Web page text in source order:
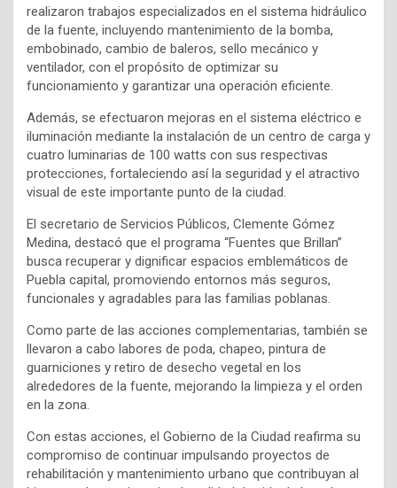
realizaron trabajos especializados en el sistema hidráulico
de la fuente, incluyendo mantenimiento de la bomba,
embobinado, cambio de baleros, sello mecánico y
ventilador, con el propósito de optimizar su
funcionamiento y garantizar una operación eficiente.
Además, se efectuaron mejoras en el sistema eléctrico e
iluminación mediante la instalación de un centro de carga y
cuatro luminarias de 100 watts con sus respectivas
protecciones, fortaleciendo así la seguridad y el atractivo
visual de este importante punto de la ciudad.
El secretario de Servicios Públicos, Clemente Gómez
Medina, destacó que el programa “Fuentes que Brillan”
busca recuperar y dignificar espacios emblemáticos de
Puebla capital, promoviendo entornos más seguros,
funcionales y agradables para las familias poblanas.
Como parte de las acciones complementarias, también se
llevaron a cabo labores de poda, chapeo, pintura de
guarniciones y retiro de desecho vegetal en los
alrededores de la fuente, mejorando la limpieza y el orden
en la zona.
Con estas acciones, el Gobierno de la Ciudad reafirma su
compromiso de continuar impulsando proyectos de
rehabilitación y mantenimiento urbano que contribuyan al